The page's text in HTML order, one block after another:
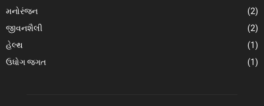
મનોરંજન
(2)
જીવનશૈલી
(2)
હેલ્થ
(1)
ઉધોગ જગત
(1)